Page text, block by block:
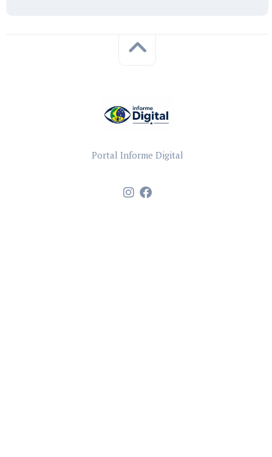
Portal Informe Digital